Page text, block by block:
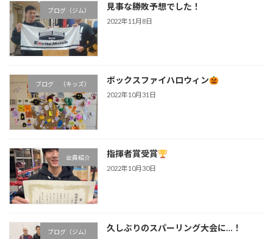
ブログ（ジム） 見事な勝敗予想でした！
2022年11月8日
ブログ （キッズ） ボックスファイハロウィン
2022年10月31日
会員紹介 指揮者賞受賞
2022年10月30日
ブログ（ジム） 久しぶりのスパーリング大会に…！